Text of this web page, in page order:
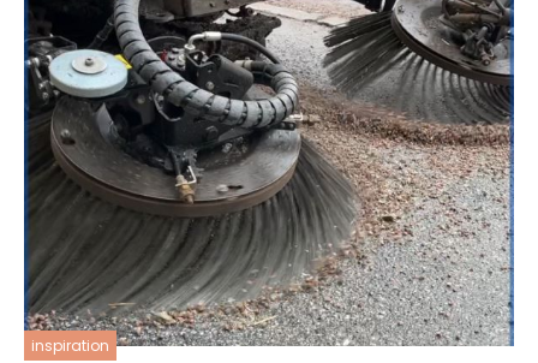
inspiration